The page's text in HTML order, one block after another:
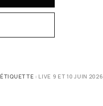
ÉTIQUETTE : LIVE 9 ET 10 JUIN 2026